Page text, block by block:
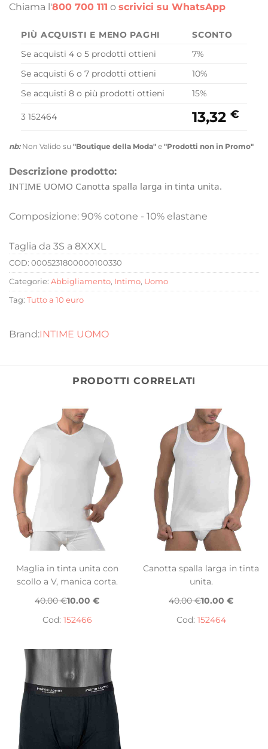
Chiama l'800 700 111 o scrivici su WhatsApp
PIÙ ACQUISTI E MENO PAGHI
SCONTO
Se acquisti 4 o 5 prodotti ottieni
7%
Se acquisti 6 o 7 prodotti ottieni
10%
Se acquisti 8 o più prodotti ottieni
15%
3 152464 13,32€
nb:Non Valido su "Boutique della Moda" e "Prodotti non in Promo"
Descrizione prodotto:
INTIME UOMO Canotta spalla larga in tinta unita.
Composizione: 90% cotone - 10% elastane
Taglia da 3S a 8XXXL
COD: 0005231800000100330
Categorie: Abbigliamento, Intimo, Uomo
Tag: Tutto a 10 euro
INTIME UOMO
PRODOTTI CORRELATI
Maglia in tinta unita con
scollo a V, manica corta.
40.00 €10.00 €
Cod: 152466
Canotta spalla larga in tinta
unita.
40.00 €10.00 €
Cod: 152464